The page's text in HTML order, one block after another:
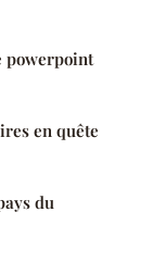
powerpoint
en quête
du